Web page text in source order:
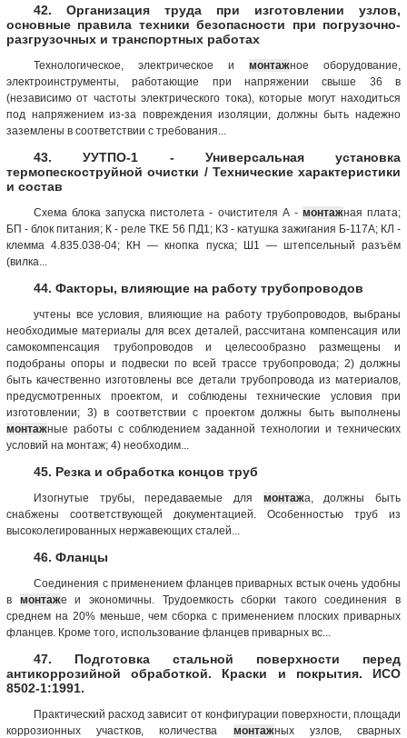
42. Организация труда при изготовлении узлов,
основные правила техники безопасности при погрузочно-
разгрузочных и транспортных работах
Технологическое, электрическое и монтажное оборудование,
электроинструменты, работающие при напряжении свыше 36 в
(независимо от частоты электрического тока), которые могут находиться
под напряжением из-за повреждения изоляции, должны быть надежно
заземлены в соответствии с требования...
43. УУТПО-1 - Универсальная установка
термопескоструйной очистки / Технические характеристики
и состав
Схема блока запуска пистолета - очистителя А - монтажная плата;
БП - блок питания; К - реле ТКЕ 56 ПД1; КЗ - катушка зажигания Б-117А; КЛ -
клемма 4.835.038-04; КН — кнопка пуска; Ш1 — штепсельный разъём
(вилка...
44. Факторы, влияющие на работу трубопроводов
учтены все условия, влияющие на работу трубопроводов, выбраны
необходимые материалы для всех деталей, рассчитана компенсация или
самокомпенсация трубопроводов и целесообразно размещены и
подобраны опоры и подвески по всей трассе трубопровода; 2) должны
быть качественно изготовлены все детали трубопровода из материалов,
предусмотренных проектом, и соблюдены технические условия при
изготовлении; 3) в соответствии с проектом должны быть выполнены
монтажные работы с соблюдением заданной технологии и технических
условий на монтаж; 4) необходим...
45. Резка и обработка концов труб
Изогнутые трубы, передаваемые для монтажа, должны быть
снабжены соответствующей документацией. Особенностью труб из
высоколегированных нержавеющих сталей...
46. Фланцы
Соединения с применением фланцев приварных встык очень удобны
в монтаже и экономичны. Трудоемкость сборки такого соединения в
среднем на 20% меньше, чем сборка с применением плоских приварных
фланцев. Кроме того, использование фланцев приварных вс...
47. Подготовка стальной поверхности перед
антикоррозийной обработкой. Краски и покрытия. ИСО
8502-1:1991.
Практический расход зависит от конфигурации поверхности, площади
коррозионных участков, количества монтажных узлов, сварных